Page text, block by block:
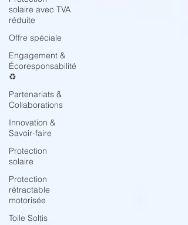
solaire avec TVA
réduite
Offre spéciale
Engagement &
Écoresponsabilité
♻️
Partenariats &
Collaborations
Innovation &
Savoir-faire
Protection
solaire
Protection
rétractable
motorisée
Toile Soltis